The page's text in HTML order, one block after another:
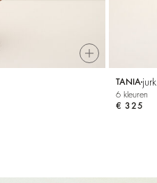
TANIA jurk
6 kleuren
€ 325